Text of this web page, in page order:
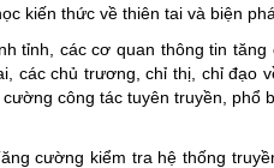
kiến thức về thiên tai và biện
tỉnh, các cơ quan thông tin
các chủ trương, chỉ thị, chỉ đạo
công tác tuyên truyền,
cường kiểm tra hệ thống